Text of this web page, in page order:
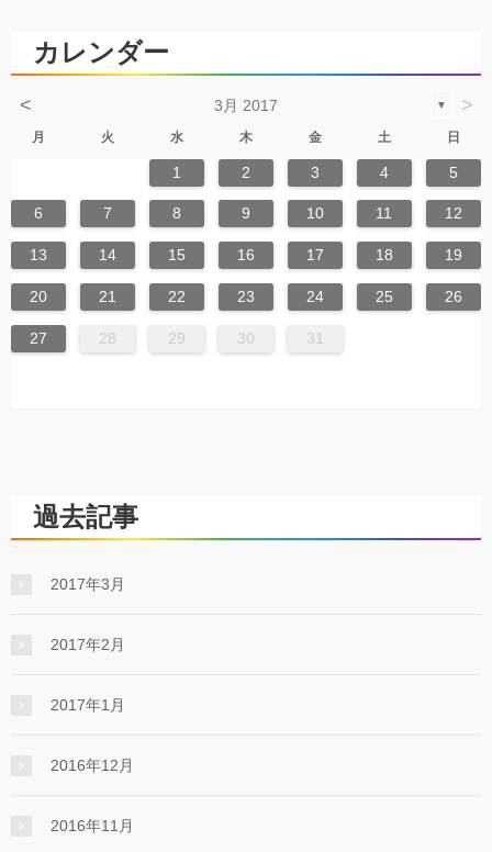
カレンダー
< 3月 2017 ▼ >
月 火 水 木 金 土 日
1 2 3 4 5
6 7 8 9 10 11 12
13 14 15 16 17 18 19
20 21 22 23 24 25 26
27 28 29 30 31
過去記事
2017年3月
2017年2月
2017年1月
2016年12月
2016年11月